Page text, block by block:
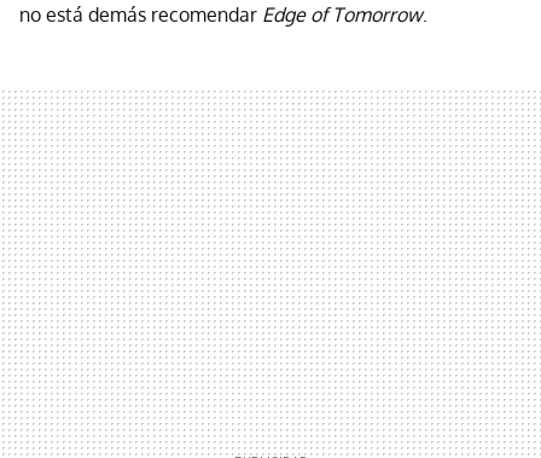
no está demás recomendar Edge of Tomorrow.